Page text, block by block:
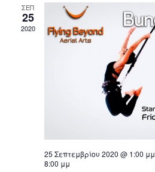
ΣΕΠ
25
2020
25 Σεπτεμβρίου 2020 @ 1:00 μμ
8:00 μμ